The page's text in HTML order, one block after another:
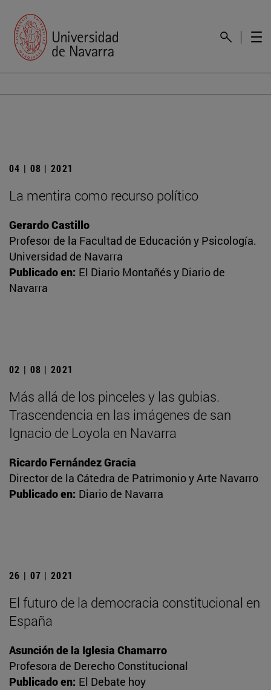
04 | 08 | 2021
La mentira como recurso político
Gerardo Castillo
Profesor de la Facultad de Educación y Psicología.
Universidad de Navarra
Publicado en: El Diario Montañés y Diario de
Navarra
02 | 08 | 2021
Más allá de los pinceles y las gubias.
Trascendencia en las imágenes de san
Ignacio de Loyola en Navarra
Ricardo Fernández Gracia
Director de la Cátedra de Patrimonio y Arte Navarro
Publicado en: Diario de Navarra
26 | 07 | 2021
El futuro de la democracia constitucional en
España
Asunción de la Iglesia Chamarro
Profesora de Derecho Constitucional
Publicado en: El Debate hoy